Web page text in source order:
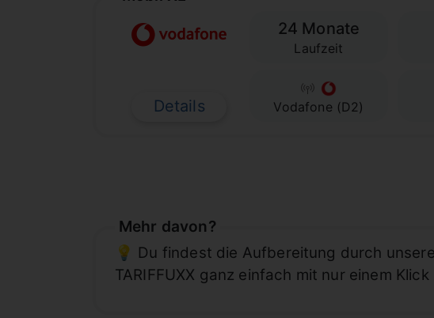
Details
24 Monate
Laufzeit
Vodafone (D2)
Mehr davon?
💡 Du findest die Aufbereitung durch
TARIFFUXX ganz einfach mit nur einem